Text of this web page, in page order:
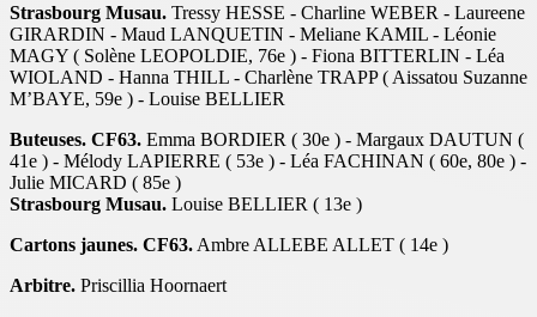
Strasbourg Musau. Tressy HESSE - Charline WEBER - Laureene
GIRARDIN - Maud LANQUETIN - Meliane KAMIL - Léonie
MAGY ( Solène LEOPOLDIE, 76e ) - Fiona BITTERLIN - Léa
WIOLAND - Hanna THILL - Charlène TRAPP ( Aissatou Suzanne
M’BAYE, 59e ) - Louise BELLIER
Buteuses. CF63. Emma BORDIER ( 30e ) - Margaux DAUTUN (
41e ) - Mélody LAPIERRE ( 53e ) - Léa FACHINAN ( 60e, 80e ) -
Julie MICARD ( 85e )
Strasbourg Musau. Louise BELLIER ( 13e )
Cartons jaunes. CF63. Ambre ALLEBE ALLET ( 14e )
Arbitre. Priscillia Hoornaert